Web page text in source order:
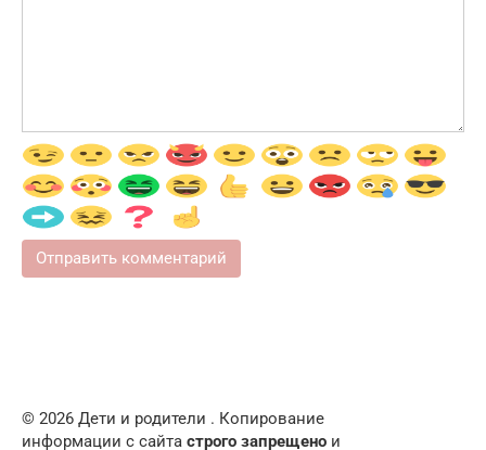
© 2026 Дети и родители . Копирование
информации с сайта строго запрещено и